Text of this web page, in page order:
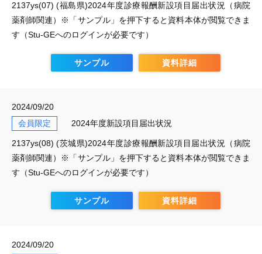
2137ys(07) (福島県)2024年度診療報酬新設項目届出状況（病院
薬剤師関連）※「サンプル」を押下すると資料本体が閲覧できま
す（Stu-GEへのログインが必要です）
サンプル 資料詳細
2024/09/20
会員限定
2024年度新設項目届出状況
2137ys(08) (茨城県)2024年度診療報酬新設項目届出状況（病院
薬剤師関連）※「サンプル」を押下すると資料本体が閲覧できま
す（Stu-GEへのログインが必要です）
サンプル 資料詳細
2024/09/20